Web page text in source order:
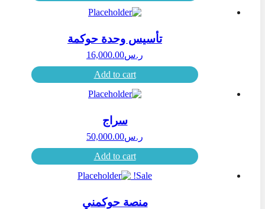
تأسيس وحدة حوكمة
ر.س16,000.00
Add to cart
سراج
ر.س50,000.00
Add to cart
Sale!
منصة حوكمني